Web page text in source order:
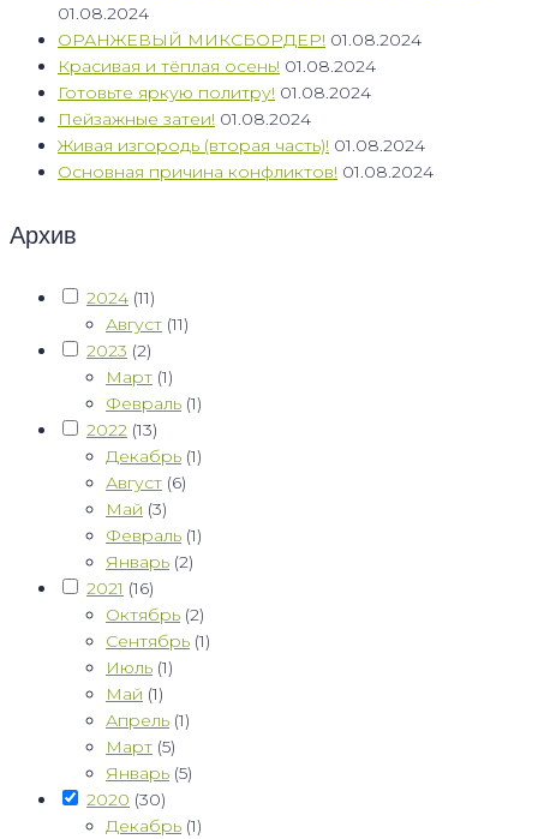
01.08.2024
ОРАНЖЕВЫЙ МИКСБОРДЕР! 01.08.2024
Красивая и тёплая осень! 01.08.2024
Готовьте яркую политру! 01.08.2024
Пейзажные затеи! 01.08.2024
Живая изгородь (вторая часть)! 01.08.2024
Основная причина конфликтов! 01.08.2024
Архив
2024 (11)
Август (11)
2023 (2)
Март (1)
Февраль (1)
2022 (13)
Декабрь (1)
Август (6)
Май (3)
Февраль (1)
Январь (2)
2021 (16)
Октябрь (2)
Сентябрь (1)
Июль (1)
Май (1)
Апрель (1)
Март (5)
Январь (5)
2020 (30)
Декабрь (1)